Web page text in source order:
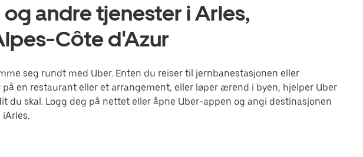
andre tjenester i Arles,
Côte d'Azur
seg rundt med Uber. Enten du reiser til jernbanestasjonen eller
en restaurant eller et arrangement, eller løper ærend i byen, hjelper Uber
du skal. Logg deg på nettet eller åpne Uber-appen og angi destinasjonen
iArles.